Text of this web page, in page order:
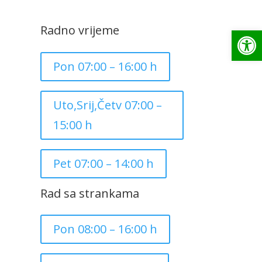
Radno vrijeme
Pon 07:00 – 16:00 h
Uto,Srij,Četv 07:00 –
15:00 h
Pet 07:00 – 14:00 h
Rad sa strankama
Pon 08:00 – 16:00 h